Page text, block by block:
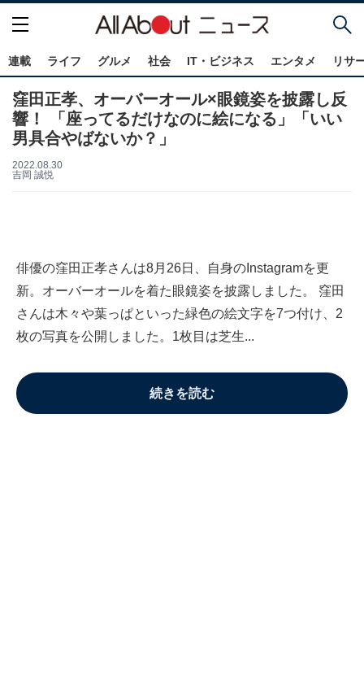
連載 ライフ グルメ 社会 IT・ビジネス エンタメ リサ
窪田正孝、オーバーオール×眼鏡姿を披露し反
響！ 「座ってるだけなのに絵になる」「いい
男具合やばないか？」
2022.08.30
吉岡 誠悦
俳優の窪田正孝さんは8月26日、自身のInstagramを更
新。オーバーオールを着た眼鏡姿を披露しました。 窪田
さんは木々や葉っぱといった緑色の絵文字を7つ付け、2
枚の写真を公開しました。1枚目は芝生...
続きを読む